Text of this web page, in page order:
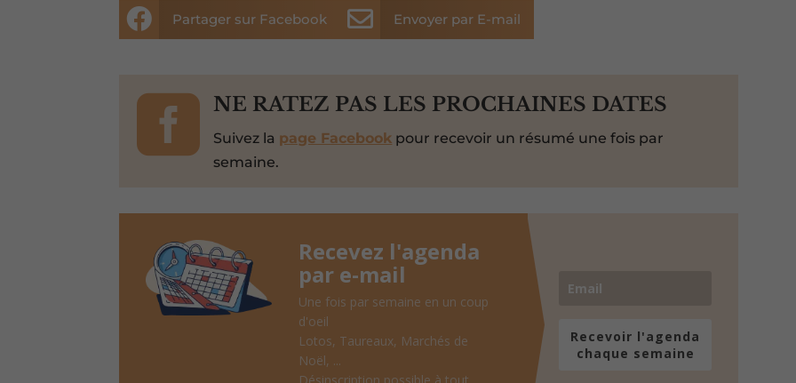
 Partager sur Facebook  Envoyer par E-mail
 NE RATEZ PAS LES PROCHAINES DATES
Suivez la page Facebook pour recevoir un résumé une fois par
semaine.
Recevez l'agenda
par e-mail
Une fois par semaine en un coup
d'oeil
Lotos, Taureaux, Marchés de
Noël, ...
Recevoir l'agenda
chaque semaine